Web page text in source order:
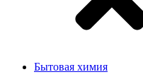
Бытовая химия